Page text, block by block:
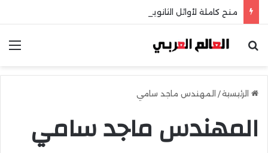
منح كاملة لأوائل الثانوية بـ GUC و GIU تابع التفاصيل
بحث عن
الرئيسية/ المهندس ماجد سامي
المهندس ماجد سامي